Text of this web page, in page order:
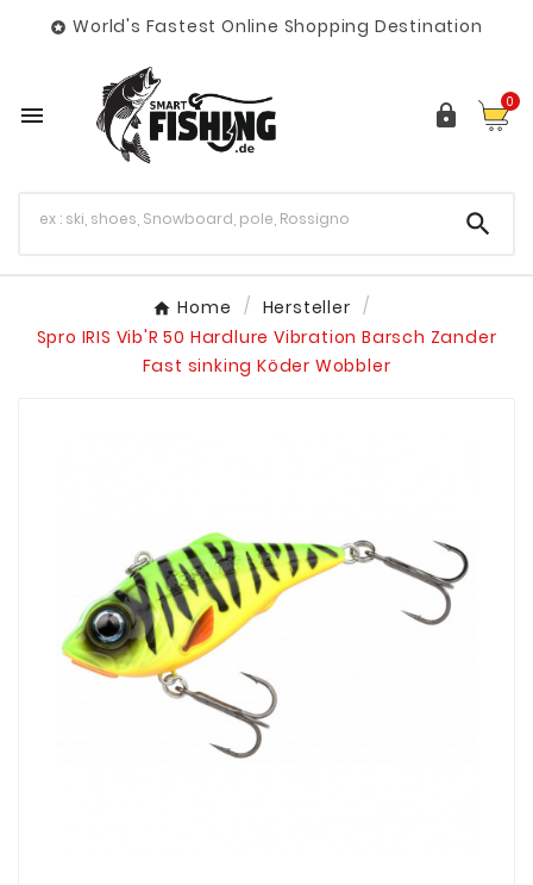
 World's Fastest Online Shopping Destination
  0

Home
Hersteller
Spro IRIS Vib'R 50 Hardlure Vibration Barsch Zander
Fast sinking Köder Wobbler